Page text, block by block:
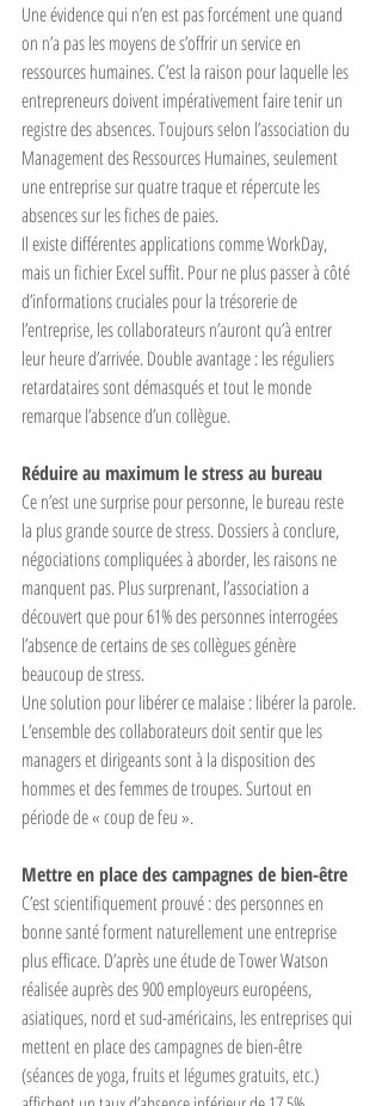
Une évidence qui n’en est pas forcément une quand
on n’a pas les moyens de s’offrir un service en
ressources humaines. C’est la raison pour laquelle les
entrepreneurs doivent impérativement faire tenir un
registre des absences. Toujours selon l’association du
Management des Ressources Humaines, seulement
une entreprise sur quatre traque et répercute les
absences sur les fiches de paies.
Il existe différentes applications comme WorkDay,
mais un fichier Excel suffit. Pour ne plus passer à côté
d’informations cruciales pour la trésorerie de
l’entreprise, les collaborateurs n’auront qu’à entrer
leur heure d’arrivée. Double avantage : les réguliers
retardataires sont démasqués et tout le monde
remarque l’absence d’un collègue.
Réduire au maximum le stress au bureau
Ce n’est une surprise pour personne, le bureau reste
la plus grande source de stress. Dossiers à conclure,
négociations compliquées à aborder, les raisons ne
manquent pas. Plus surprenant, l’association a
découvert que pour 61% des personnes interrogées
l’absence de certains de ses collègues génère
beaucoup de stress.
Une solution pour libérer ce malaise : libérer la parole.
L’ensemble des collaborateurs doit sentir que les
managers et dirigeants sont à la disposition des
hommes et des femmes de troupes. Surtout en
période de « coup de feu ».
Mettre en place des campagnes de bien-être
C’est scientifiquement prouvé : des personnes en
bonne santé forment naturellement une entreprise
plus efficace. D’après une étude de Tower Watson
réalisée auprès des 900 employeurs européens,
asiatiques, nord et sud-américains, les entreprises qui
mettent en place des campagnes de bien-être
(séances de yoga, fruits et légumes gratuits, etc.)